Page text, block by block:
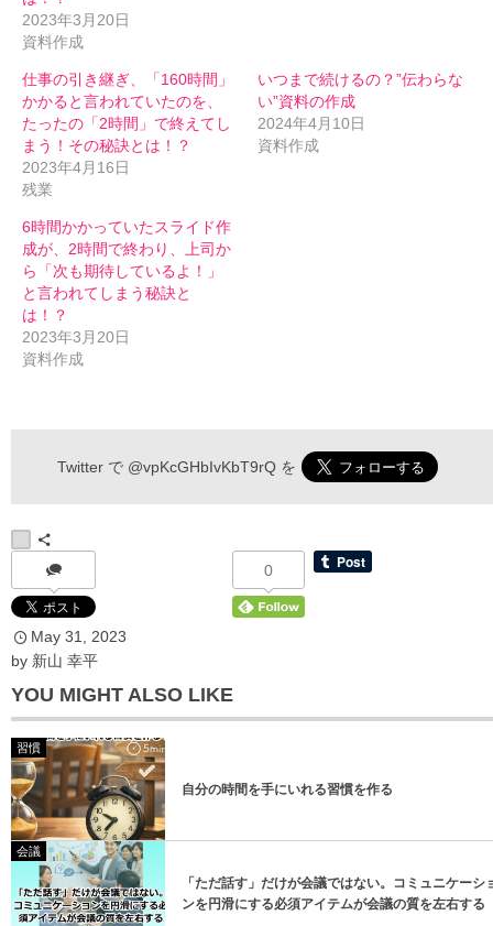
2023年3月20日
資料作成
仕事の引き継ぎ、「160時間」
かかると言われていたのを、
たったの「2時間」で終えてし
まう！その秘訣とは！？
2023年4月16日
残業
いつまで続けるの？”伝わらな
い”資料の作成
2024年4月10日
資料作成
6時間かかっていたスライド作
成が、2時間で終わり、上司か
ら「次も期待しているよ！」
と言われてしまう秘訣と
は！？
2023年3月20日
資料作成
お名前 *
メールアドレス
登録
Twitter で @vpKcGHbIvKbT9rQ を
0
May 31
2023
by 新山 幸平
YOU MIGHT ALSO LIKE
習慣
自分の時間を手にいれる習慣を作る
会議
「ただ話す」だけが会議ではない。コミュニケーシ
ンを円滑にする必須アイテムが会議の質を左右する